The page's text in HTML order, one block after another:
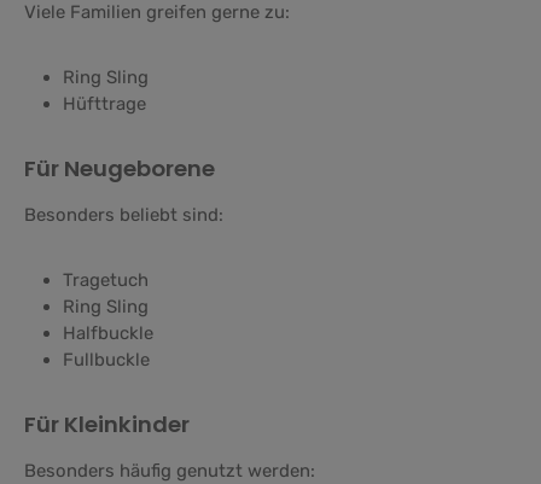
Viele Familien greifen gerne zu:
Ring Sling
Hüfttrage
Für Neugeborene
Besonders beliebt sind:
Tragetuch
Ring Sling
Halfbuckle
Fullbuckle
Für Kleinkinder
Besonders häufig genutzt werden: